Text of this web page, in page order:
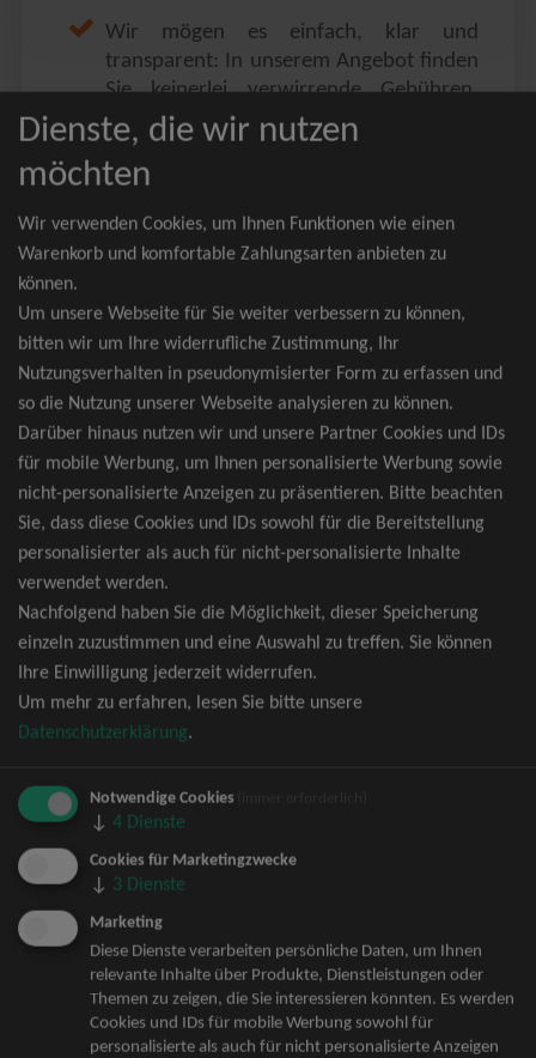
Wir mögen es einfach, klar und
transparent: In unserem Angebot finden
Sie keinerlei verwirrende Gebühren,
Zusatzangebote oder ähnliches.
Sie erhalten ausschließlich
zusammenhängende Sitzplätze, welche
nach der Bestplatzbuchung vergeben
werden.
wider Erwarten doch nicht verfügbar
sein, erhalten Sie von uns Tickets für die
nächst bessere Kategorie. Und das
kostenfrei und völlig automatisch.
TOP-Events
André Rieu Tickets
David Garrett Tickets
Andrea Berg Tickets
Backstreet Boys Tickets
Unheilig Tickets
Santiano Tickets
Bryan Adams Tickets
Andreas Gabalier Tickets
Die Fantastischen Vier Tickets
Herbert Grönemeyer Tickets
Deep Purple Tickets
Howard Carpendale Tickets
Jan Delay & Disko No.1 Tickets
Pur Tickets
Bob Dylan Tickets
Dienste, die wir nutzen
möchten
Wir verwenden Cookies, um Ihnen Funktionen wie einen
Warenkorb und komfortable Zahlungsarten anbieten zu
können.
Um unsere Webseite für Sie weiter verbessern zu können,
bitten wir um Ihre widerrufliche Zustimmung, Ihr
Nutzungsverhalten in pseudonymisierter Form zu erfassen und
so die Nutzung unserer Webseite analysieren zu können.
Darüber hinaus nutzen wir und unsere Partner Cookies und IDs
für mobile Werbung, um Ihnen personalisierte Werbung sowie
nicht-personalisierte Anzeigen zu präsentieren. Bitte beachten
Sie, dass diese Cookies und IDs sowohl für die Bereitstellung
personalisierter als auch für nicht-personalisierte Inhalte
verwendet werden.
Nachfolgend haben Sie die Möglichkeit, dieser Speicherung
einzeln zuzustimmen und eine Auswahl zu treffen. Sie können
Ihre Einwilligung jederzeit widerrufen.
Um mehr zu erfahren, lesen Sie bitte unsere
Datenschutzerklärung.
Notwendige Cookies
↓ 4 Dienste
Cookies für Marketingzwecke
↓ 3 Dienste
Marketing
Diese Dienste verarbeiten persönliche Daten, um Ihnen
relevante Inhalte über Produkte, Dienstleistungen oder
Themen zu zeigen, die Sie interessieren könnten. Es werden
Cookies und IDs für mobile Werbung sowohl für
personalisierte als auch für nicht personalisierte Anzeigen